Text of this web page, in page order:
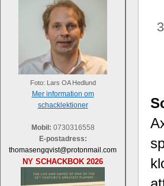
Foto: Lars OA Hedlund
Mer information om
schacklektioner
Mobil: 0730316558
E-postadress:
thomasengqvist@protonmail.com
NY SCHACKBOK 2026